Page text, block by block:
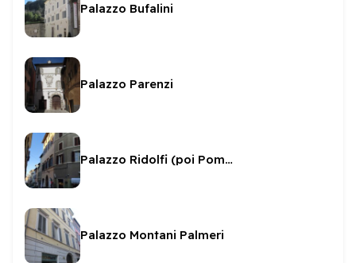
Palazzo Bufalini
Palazzo Parenzi
Palazzo Ridolfi (poi Pompei)
Palazzo Montani Palmeri